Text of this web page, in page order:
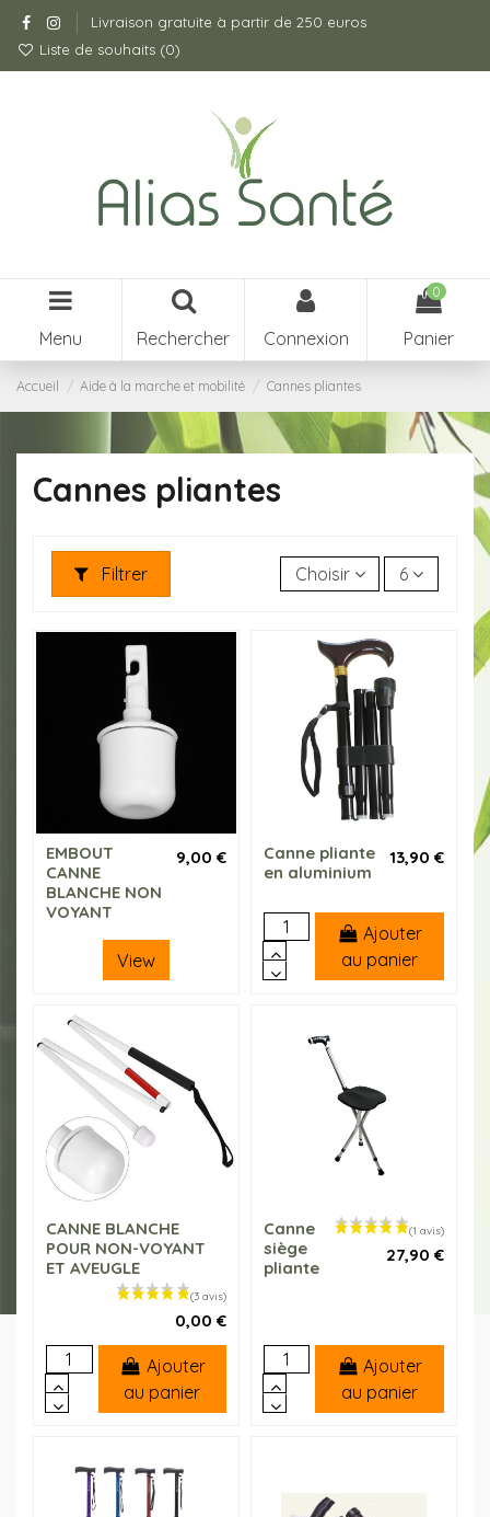
Livraison gratuite à partir de 250 euros
Liste de souhaits (0)
Menu Rechercher Connexion
0
Panier
Accueil Aide à la marche et mobilité Cannes pliantes
Cannes pliantes
Filtrer Choisir 6
EMBOUT
CANNE
BLANCHE NON
VOYANT
9,00 €
View
Canne pliante
en aluminium
13,90 €
Ajouter
au panier
CANNE BLANCHE
POUR NON-VOYANT
ET AVEUGLE
0,00 €
Ajouter
au panier
Canne
siège
pliante
27,90 €
Ajouter
au panier